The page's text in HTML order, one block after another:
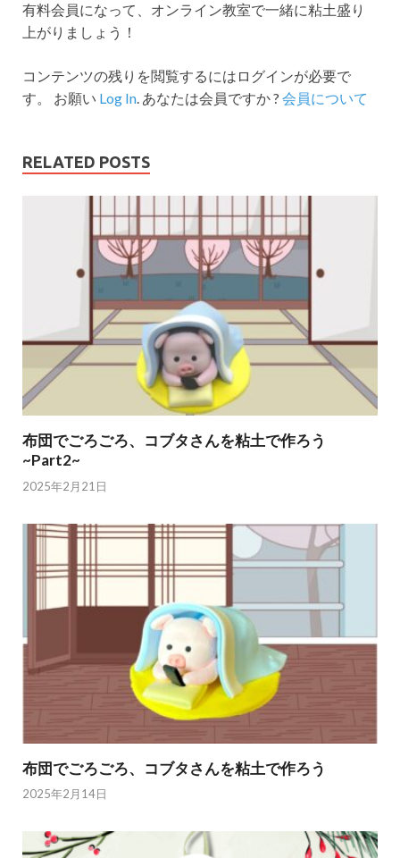
有料会員になって、オンライン教室で一緒に粘土盛り
上がりましょう！
コンテンツの残りを閲覧するにはログインが必要で
す。 お願い Log In. あなたは会員ですか ? 会員について
RELATED POSTS
布団でごろごろ、コブタさんを粘土で作ろう
~Part2~
2025年2月21日
布団でごろごろ、コブタさんを粘土で作ろう
2025年2月14日